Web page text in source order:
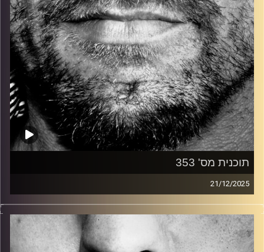
תוכנית מס' 353
21/12/2025
זיפים, מוזיקה מחוספסת של הופעות חיות. הרבה ג'אם, רוק,
בלוז, bluegrass, ג'אז, Fאנק, פרוגרסיב ואפילו אלקטרוניקה.
כל מה שחי, אמיתי ונושם.
עם שמוליק רגב.